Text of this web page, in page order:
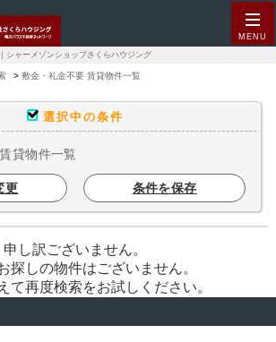
MENU
シャーメゾンショップさくらハウジング
敷金・礼金不要 賃貸物件一覧
選択中の条件
貸物件一覧
更 条件を保存
申し訳ございません。
探しの物件はございません。
て再度検索をお試しください。